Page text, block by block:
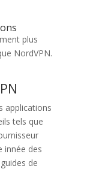
plus
NordVPN.
applications
tels que
innée des
de